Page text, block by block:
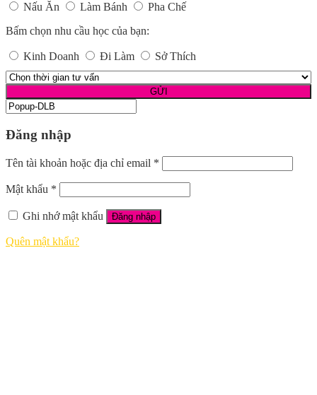
Nấu Ăn Làm Bánh
Pha Chế
Bấm chọn nhu cầu học của bạn:
Kinh Doanh Đi Làm Sở Thích
Đăng nhập
Tên tài khoản hoặc địa chỉ email *
Mật khẩu *
Ghi nhớ mật khẩu Đăng nhập
Quên mật khẩu?